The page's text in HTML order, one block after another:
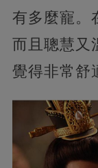
有多麼寵。
而且聰慧又
覺得非常舒